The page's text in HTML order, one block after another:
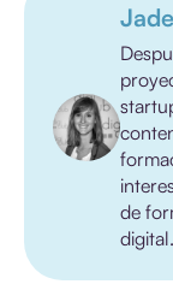
de
digital.